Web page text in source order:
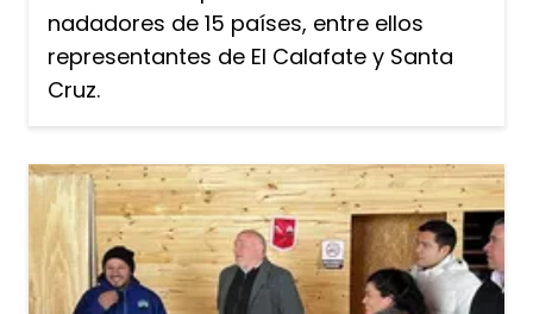
nadadores de 15 países, entre ellos
representantes de El Calafate y Santa
Cruz.